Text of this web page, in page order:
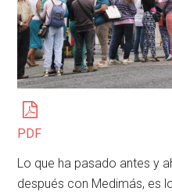
PDF
Lo que ha pasado antes y
después con Medimás, es